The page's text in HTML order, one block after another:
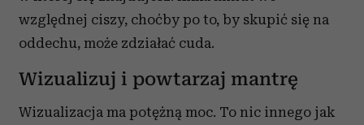
względnej ciszy, choćby po to, by skupić się na
oddechu, może zdziałać cuda.
Wizualizuj i powtarzaj mantrę
Wizualizacja ma potężną moc. To nic innego jak